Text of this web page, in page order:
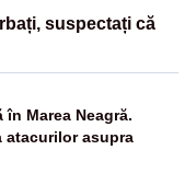
suspectați că
Marea Neagră.
atacurilor asupra